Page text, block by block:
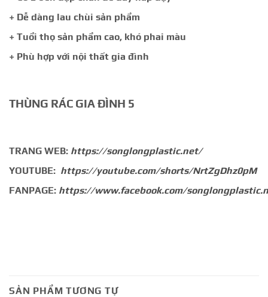
+ Dễ dàng lau chùi sản phẩm
+ Tuổi thọ sản phẩm cao, khó phai màu
+ Phù hợp với nội thất gia đình
THÙNG RÁC GIA ĐÌNH 5
TRANG WEB: https://songlongplastic.net/
YOUTUBE: https://youtube.com/shorts/NrtZgDhz0pM
FANPAGE: https://www.facebook.com/
SẢN PHẨM TƯƠNG TỰ